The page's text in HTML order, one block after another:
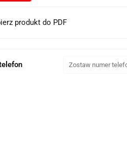
produkt do PDF